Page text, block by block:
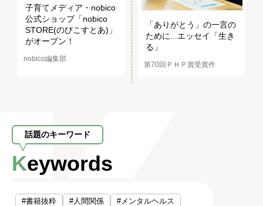
子育てメディア・nobico
公式ショップ「nobico
STORE(のびこすとあ)」
がオープン！
nobico編集部
「ありがとう」の一言の
ために...エッセイ「生き
る」
第70回ＰＨＰ賞受賞作
話題のキーワード
Keywords
#書籍抜粋 #人間関係
#メンタルヘルス